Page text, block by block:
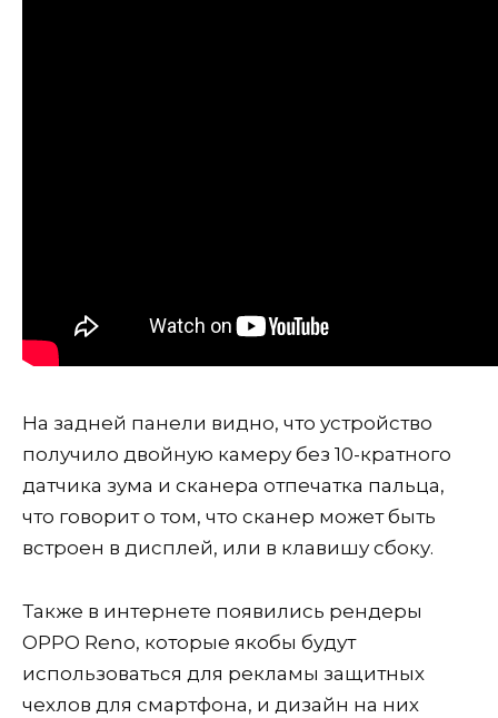
На задней панели видно, что устройство
получило двойную камеру без 10-кратного
датчика зума и сканера отпечатка пальца,
что говорит о том, что сканер может быть
встроен в дисплей, или в клавишу сбоку.
Также в интернете появились рендеры
OPPO Reno, которые якобы будут
использоваться для рекламы защитных
чехлов для смартфона, и дизайн на них